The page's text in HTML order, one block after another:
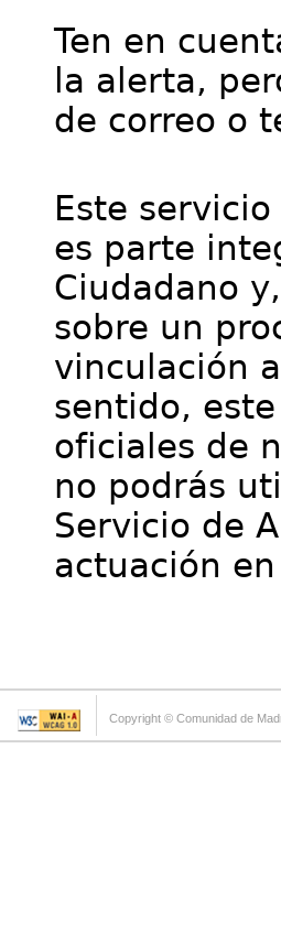
Ten en
la alerta,
de correo o
Este
es parte
Ciudadano
sobre un
vinculación
sentido,
oficiales de
no podrás
Servicio de
actuación
Copyright © Comunidad de